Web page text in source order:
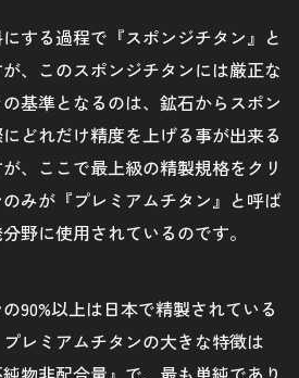
する過程で『スポンジチタン』と
、このスポンジチタンには厳正な
基準となるのは、鉱石からスポン
どれだけ精度を上げる事が出来る
、ここで最上級の精製規格をクリ
みが『プレミアムチタン』と呼ば
野に使用されているのです。
90%以上は日本で精製されている
レミアムチタンの大きな特徴は